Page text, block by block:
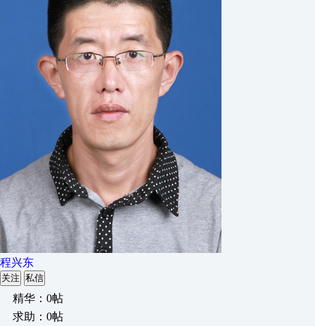
程兴东
关注 私信
精华：0帖
求助：0帖